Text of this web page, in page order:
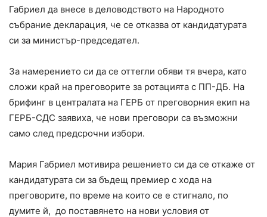
Габриел да внесе в деловодството на Народното
събрание декларация, че се отказва от кандидатурата
си за министър-председател.
За намерението си да се оттегли обяви тя вчера, като
сложи край на преговорите за ротацията с ПП-ДБ. На
брифинг в централата на ГЕРБ от преговорния екип на
ГЕРБ-СДС заявиха, че нови преговори са възможни
само след предсрочни избори.
Мария Габриел мотивира решението си да се откаже от
кандидатурата си за бъдещ премиер с хода на
преговорите, по време на които се е стигнало, по
думите й, до поставянето на нови условия от